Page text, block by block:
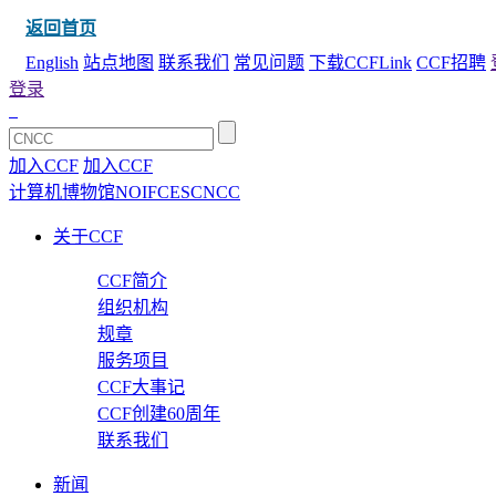
返回首页
English 站点地图 联系我们 常见问题 下载CCFLink CCF招聘
登录
加入CCF 加入CCF
计算机博物馆NOIFCESCNCC
关于CCF
CCF简介
组织机构
规章
服务项目
CCF大事记
CCF创建60周年
联系我们
新闻